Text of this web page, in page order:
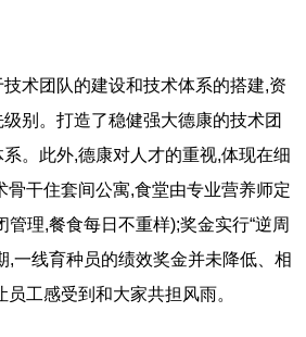
团队的建设和技术体系的搭建,资
别。打造了稳健强大德康的技术团
。此外,德康对人才的重视,体现在细
骨干住套间公寓,食堂由专业营养师定
理,餐食每日不重样);奖金实行“逆周
一线育种员的绩效奖金并未降低、相
工感受到和大家共担风雨。